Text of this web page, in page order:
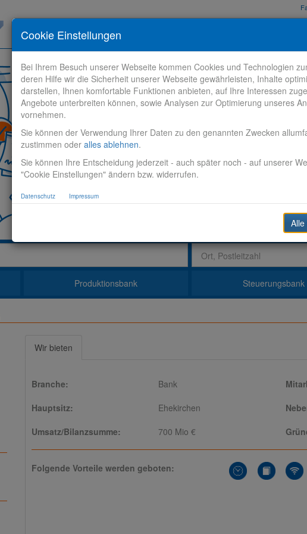
Stelle finden Bewerbungstipps
Produktionsbank Steuerungsbank
Wir bieten
Branche: Bank
Hauptsitz:
Ehekirchen
Umsatz/Bilanzsumme:
700 Mio €
Folgende Vorteile werden geboten:
Cookie Einstellungen
Bei Ihrem Besuch unserer Webseite kommen Cookies und Technologien
deren Hilfe wir die Sicherheit unserer Webseite gewährleisten, Inhalte
darstellen, Ihnen komfortable Funktionen anbieten, auf Ihre Interessen
Angebote unterbreiten können, sowie Analysen zur Optimierung unseres
vornehmen.
Sie können der Verwendung Ihrer Daten zu den genannten Zwecken
zustimmen oder alles ablehnen.
Sie können Ihre Entscheidung jederzeit - auch später noch - auf unserer
"Cookie Einstellungen" ändern bzw. widerrufen.
Datenschutz Impressum